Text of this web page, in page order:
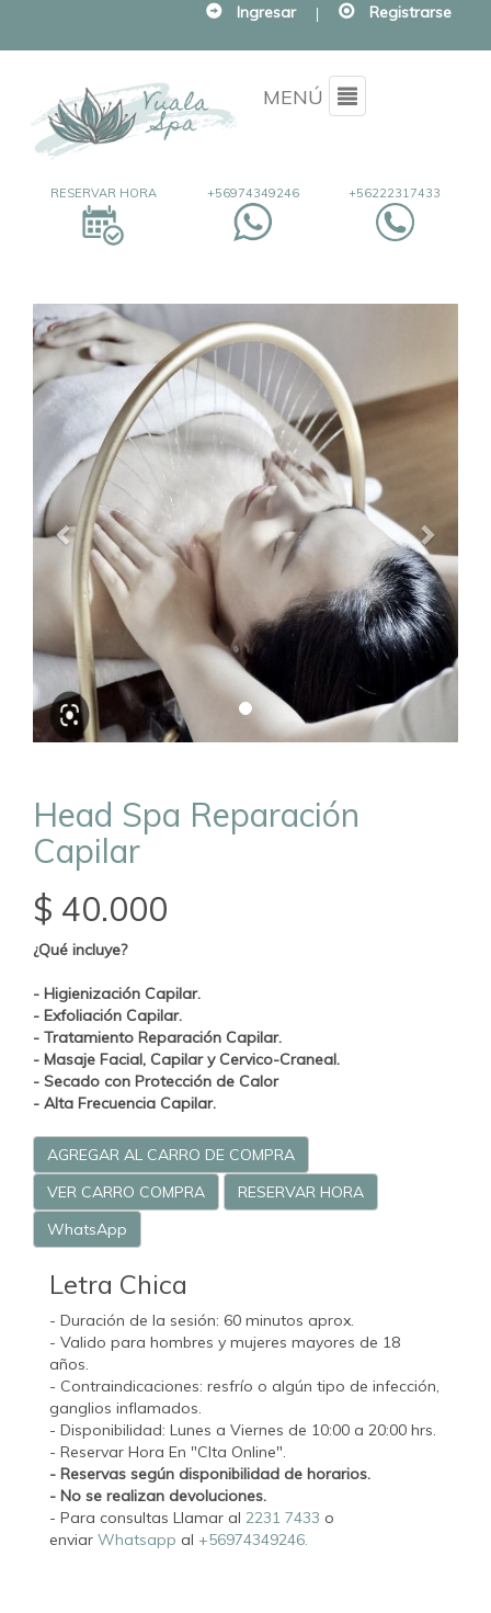
Ingresar | Registrarse
MENÚ Menu
+56222317433
+56974349246
RESERVAR HORA
Head Spa Reparación
Capilar
$ 40.000
¿Qué incluye?
- Higienización Capilar.
- Exfoliación Capilar.
- Tratamiento Reparación Capilar.
- Masaje Facial, Capilar y Cervico-Craneal.
- Secado con Protección de Calor
- Alta Frecuencia Capilar.
AGREGAR AL CARRO DE COMPRA
VER CARRO COMPRA
RESERVAR HORA
WhatsApp
Letra Chica
- Duración de la sesión: 60 minutos aprox.
- Valido para hombres y mujeres mayores de 18
años.
- Contraindicaciones: resfrío o algún tipo de infección,
ganglios inflamados.
- Disponibilidad: Lunes a Viernes de 10:00 a 20:00 hrs.
- Reservar Hora En "CIta Online".
- Reservas según disponibilidad de horarios.
- No se realizan devoluciones.
- Para consultas Llamar al 2231 7433 o
enviar Whatsapp al +56974349246.